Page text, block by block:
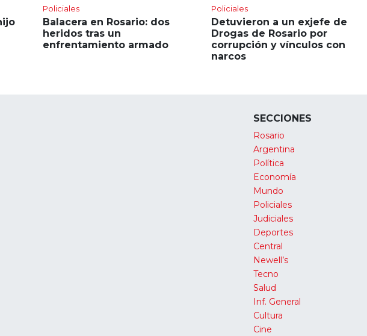
Policiales
Balacera en Rosario: dos
heridos tras un
enfrentamiento armado
Policiales
Detuvieron a un exjefe de
Drogas de Rosario por
corrupción y vínculos con
narcos
SECCIONES
Rosario
Argentina
Política
Economía
Mundo
Policiales
Judiciales
Deportes
Central
Newell’s
Tecno
Salud
Inf. General
Cultura
Cine